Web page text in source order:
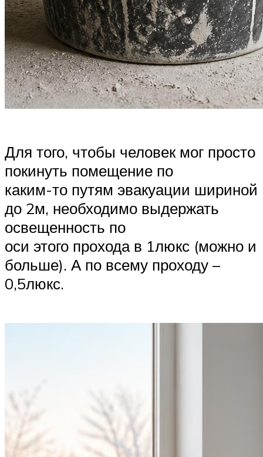
Для того, чтобы человек мог просто
покинуть помещение по
каким-то путям эвакуации шириной
до 2м, необходимо выдержать
освещенность по
оси этого прохода в 1люкс (можно и
больше). А по всему проходу –
0,5люкс.